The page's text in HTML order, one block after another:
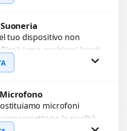
Preventivo
WhatsApp
tuo dispositivo non
problemi legati
difettosi con interventi
Preventivo
WhatsApp
microfoni
la qualità